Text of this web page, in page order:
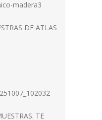
DE ATLAS
TE